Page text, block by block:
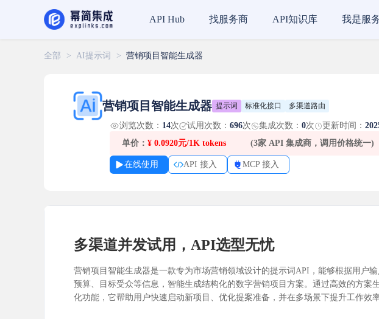
全部 > AI提示词 > 营销项目智能生成器
营销项目智能生成器 提示词 标准化接口 多渠道路由
浏览次数： 14次 试用次数： 696次 集成次数： 0次 更新时间：
单价： ¥ 0.0920元/1K tokens (3家 API 集成商，调用价格统一)
在线使用 API 接入 MCP 接入
多渠道并发试用，API选型无忧
营销项目智能生成器是一款专为市场营销领域设计的提示词API，能够根据用户输
预算、目标受众等信息，智能生成结构化的数字营销项目方案。通过高效的方案
化功能，它帮助用户快速启动新项目、优化提案准备，并在多场景下提升工作效率
API Hub 找服务商 API知识库 我是服